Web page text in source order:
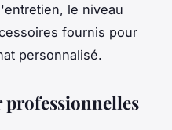
le niveau
fournis pour
personnalisé.
professionnelles